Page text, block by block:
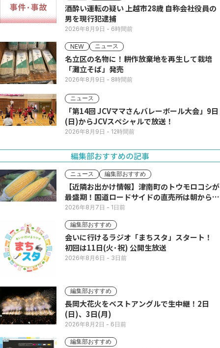
酒酔い運転の疑い 上越市28歳 自称会社役員の
男を現行犯逮捕
2026年8月9日 - 6時間前
NEW ニュース
名立区の名物に！耕作放棄地を再生して栽培
「灘立そば」発売
2026年8月9日 - 8時間前
ニュース
「第14回 JCVママさんバレーボール大会」9日
(日)からJCVスペシャルで放送！
2026年8月9日 - 12時間前
編集部おすすめの記事
ニュース 編集部おすすめ
【近隣お出かけ情報】津南町のトウモロコシが
最盛期！国道ロードサイドの直売所は朝から長
い列
2026年8月7日 - 1日前
編集部おすすめ
会いに行けるラジオ「まちスタ」スタート！
初回は11日(火･祝) 公開生放送
2026年8月6日 - 3日前
編集部おすすめ
長岡大花火をベストアングルで生中継！2日
(日)、3日(月)
2026年8月2日 - 6日前
編集部おすすめ